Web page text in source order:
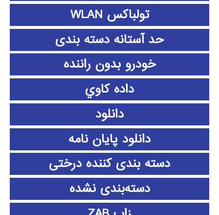
تولباکس WLAN
حد آستانه دسته بندی
خودرو بدون راننده
داده كاوي
دانلود
دانلود پايان نامه
دسته بندی کننده درختی
دسته‌بندی نشده